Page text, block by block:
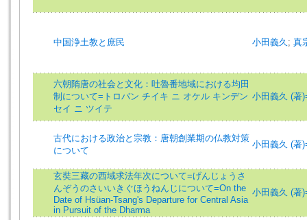
中国浄土教と庶民 小田義久 ; 真
六朝隋唐の社会と文化：吐魯番地域における均田
制について=トロバン チイキ ニ オケル キンデン
セイ ニ ツイテ
小田義久 (著
古代における政治と宗教：唐朝創業期の仏教対策
について
小田義久 (著
玄奘三藏の西域求法年次について=げんじょうさ
んぞうのさいいきぐほうねんじについて=On the
Date of Hsüan-Tsang's Departure for Central Asia
in Pursuit of the Dharma
小田義久 (著